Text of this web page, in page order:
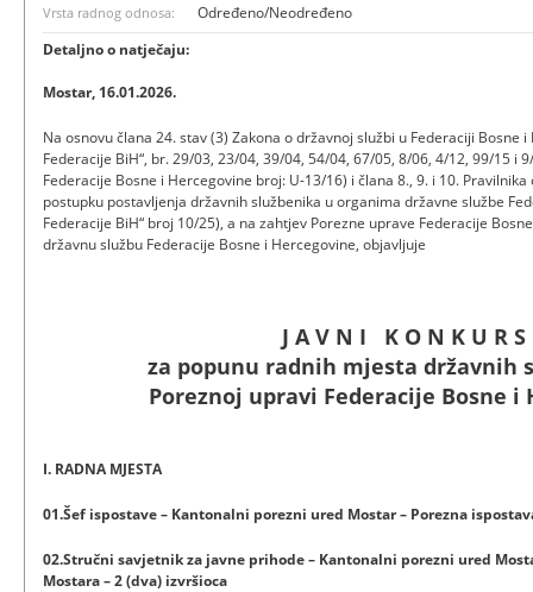
Vrsta radnog odnosa:
Određeno/Neodređeno
Detaljno o natječaju:
Mostar, 16.01.2026.
Na osnovu člana 24. stav (3) Zakona o državnoj službi u Federaciji Bosne
Federacije BiH“, br. 29/03, 23/04, 39/04, 54/04, 67/05, 8/06, 4/12, 99/15 i
Federacije Bosne i Hercegovine broj: U-13/16) i člana 8., 9. i 10.
postupku postavljenja državnih službenika u organima državne službe
Federacije BiH“ broj 10/25), a na zahtjev Porezne uprave Federacije
državnu službu Federacije Bosne i Hercegovine, objavljuje
J A V N I K O N K U R S
za popunu radnih mjesta državnih
Poreznoj upravi Federacije Bosne i
I. RADNA MJESTA
01.Šef ispostave – Kantonalni porezni ured Mostar – Porezna
02.Stručni savjetnik za javne prihode – Kantonalni porezni ured
Mostara – 2 (dva) izvršioca